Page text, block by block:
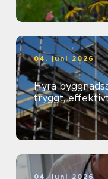
04. juni 2026
Hyra
tryggt,
04. juni 2026